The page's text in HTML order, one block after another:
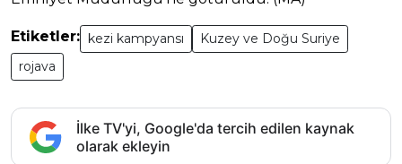
Etiketler: kezi kampyansı
Kuzey ve Doğu Suriye
rojava
İlke TV'yi, Google'da tercih edilen kaynak
olarak ekleyin